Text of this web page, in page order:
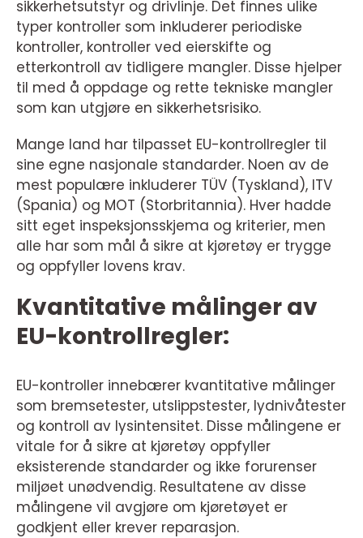
sikkerhetsutstyr og drivlinje. Det finnes ulike
typer kontroller som inkluderer periodiske
kontroller, kontroller ved eierskifte og
etterkontroll av tidligere mangler. Disse hjelper
til med å oppdage og rette tekniske mangler
som kan utgjøre en sikkerhetsrisiko.
Mange land har tilpasset EU-kontrollregler til
sine egne nasjonale standarder. Noen av de
mest populære inkluderer TÜV (Tyskland), ITV
(Spania) og MOT (Storbritannia). Hver hadde
sitt eget inspeksjonsskjema og kriterier, men
alle har som mål å sikre at kjøretøy er trygge
og oppfyller lovens krav.
Kvantitative målinger av
EU-kontrollregler:
EU-kontroller innebærer kvantitative målinger
som bremsetester, utslippstester, lydnivåtester
og kontroll av lysintensitet. Disse målingene er
vitale for å sikre at kjøretøy oppfyller
eksisterende standarder og ikke forurenser
miljøet unødvendig. Resultatene av disse
målingene vil avgjøre om kjøretøyet er
godkjent eller krever reparasjon.